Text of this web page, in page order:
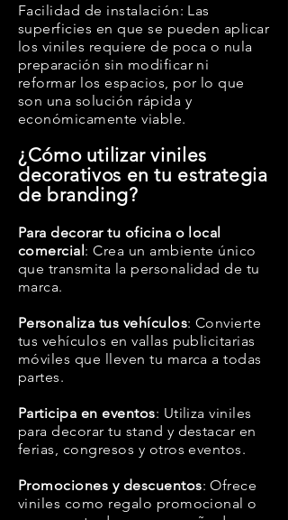
Facilidad de instalación: Las
superficies en que se pueden aplicar
los viniles requiere de poca o nula
preparación sin modificar ni
reformar los espacios, por lo que
son una solución rápida y
económicamente viable.
¿Cómo utilizar viniles
decorativos en tu estrategia
de branding?
Para decorar tu oficina o local
comercial: Crea un ambiente único
que transmita la personalidad de tu
marca.
Personaliza tus vehículos: Convierte
tus vehículos en vallas publicitarias
móviles que lleven tu marca a todas
partes.
Participa en eventos: Utiliza viniles
para decorar tu stand y destacar en
ferias, congresos y otros eventos.
Promociones y descuentos: Ofrece
viniles como regalo promocional o